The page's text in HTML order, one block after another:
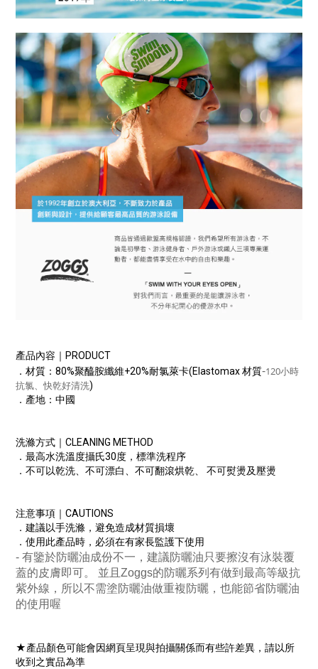
產品內容｜PRODUCT
．材質：80%聚醯胺纖維+20%耐氯萊卡(Elastomax 材質-120小時
抗氯、快乾好清洗)
．產地：中國
洗滌方式｜CLEANING METHOD
．最高水洗溫度攝氏30度，標準洗程序
．不可以乾洗、不可漂白、不可翻滾烘乾、 不可熨燙及壓燙
注意事項｜CAUTIONS
．建議以手洗滌，避免造成材質損壞
．使用此產品時，必須在有家長監護下使用
- 有鑒於防曬油成份不一，建議防曬油只要擦沒有泳裝覆
蓋的皮膚即可。 並且Zoggs的防曬系列有做到最高等級抗
紫外線，所以不需塗防曬油做重複防曬，也能節省防曬油
的使用喔
★產品顏色可能會因網頁呈現與拍攝關係而有些許差異，請以所
收到之實品為準